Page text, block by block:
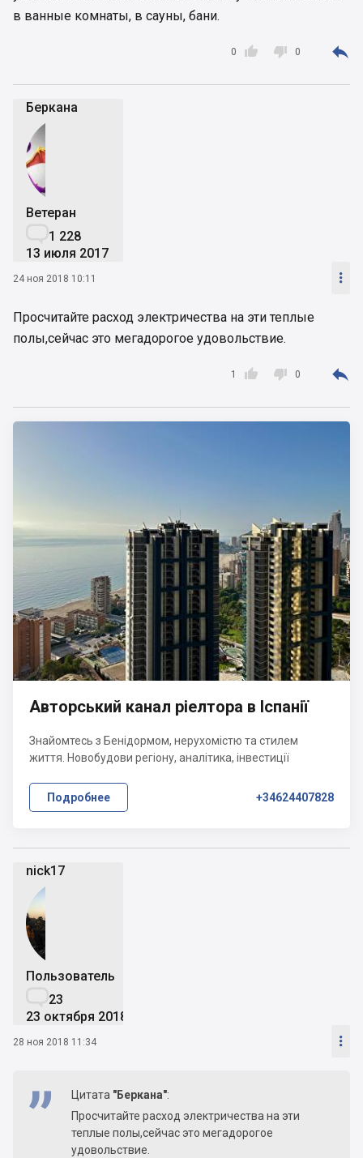
в ванные комнаты, в сауны, бани.

0  0 
Беркана
Ветеран
1 228
13 июля 2017
24 ноя 2018 10:11 
Просчитайте расход электричества на эти теплые
полы,сейчас это мегадорогое удовольствие.

1  0 
nick17
Пользователь
23
23 октября 2018
28 ноя 2018 11:34 
Цитата "Беркана":
Просчитайте расход электричества на эти
теплые полы,сейчас это мегадорогое
удовольствие.
Авторський канал ріелтора в Іспанії
Знайомтесь з Бенідормом, нерухомістю та стилем
життя. Новобудови регіону, аналітика, інвестиції
Подробнее +34624407828